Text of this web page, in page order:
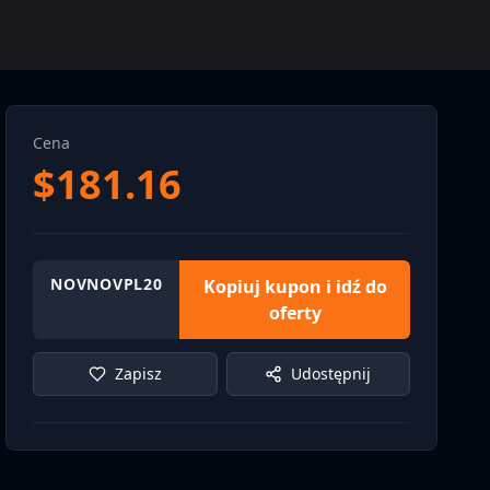
Cena
$181.16
NOVNOVPL20
Kopiuj kupon i idź do
oferty
Zapisz Udostępnij